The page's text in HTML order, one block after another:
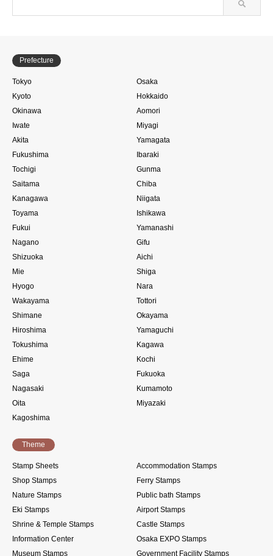
Prefecture
Tokyo
Osaka
Kyoto
Hokkaido
Okinawa
Aomori
Iwate
Miyagi
Akita
Yamagata
Fukushima
Ibaraki
Tochigi
Gunma
Saitama
Chiba
Kanagawa
Niigata
Toyama
Ishikawa
Fukui
Yamanashi
Nagano
Gifu
Shizuoka
Aichi
Mie
Shiga
Hyogo
Nara
Wakayama
Tottori
Shimane
Okayama
Hiroshima
Yamaguchi
Tokushima
Kagawa
Ehime
Kochi
Saga
Fukuoka
Nagasaki
Kumamoto
Oita
Miyazaki
Kagoshima
Theme
Stamp Sheets
Accommodation Stamps
Shop Stamps
Ferry Stamps
Nature Stamps
Public bath Stamps
Eki Stamps
Airport Stamps
Shrine & Temple Stamps
Castle Stamps
Information Center
Osaka EXPO Stamps
Museum Stamps
Government Facility Stamps